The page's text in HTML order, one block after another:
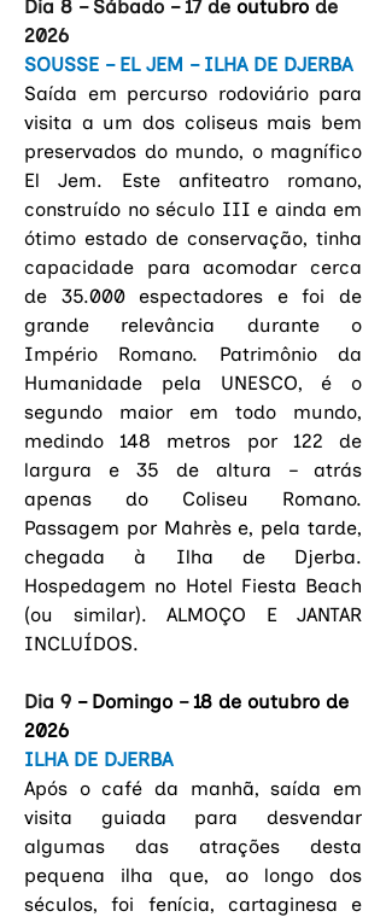
Dia 8 – Sábado – 17 de outubro de
2026
SOUSSE – EL JEM – ILHA DE DJERBA
Saída em percurso rodoviário para
visita a um dos coliseus mais bem
preservados do mundo, o magnífico
El Jem. Este anfiteatro romano,
construído no século III e ainda em
ótimo estado de conservação, tinha
capacidade para acomodar cerca
de 35.000 espectadores e foi de
grande relevância durante o
Império Romano. Patrimônio da
Humanidade pela UNESCO, é o
segundo maior em todo mundo,
medindo 148 metros por 122 de
largura e 35 de altura – atrás
apenas do Coliseu Romano.
Passagem por Mahrès e, pela tarde,
chegada à Ilha de Djerba.
Hospedagem no Hotel Fiesta Beach
(ou similar). ALMOÇO E JANTAR
INCLUÍDOS.
Dia 9 – Domingo – 18 de outubro de
2026
ILHA DE DJERBA
Após o café da manhã, saída em
visita guiada para desvendar
algumas das atrações desta
pequena ilha que, ao longo dos
séculos, foi fenícia, cartaginesa e